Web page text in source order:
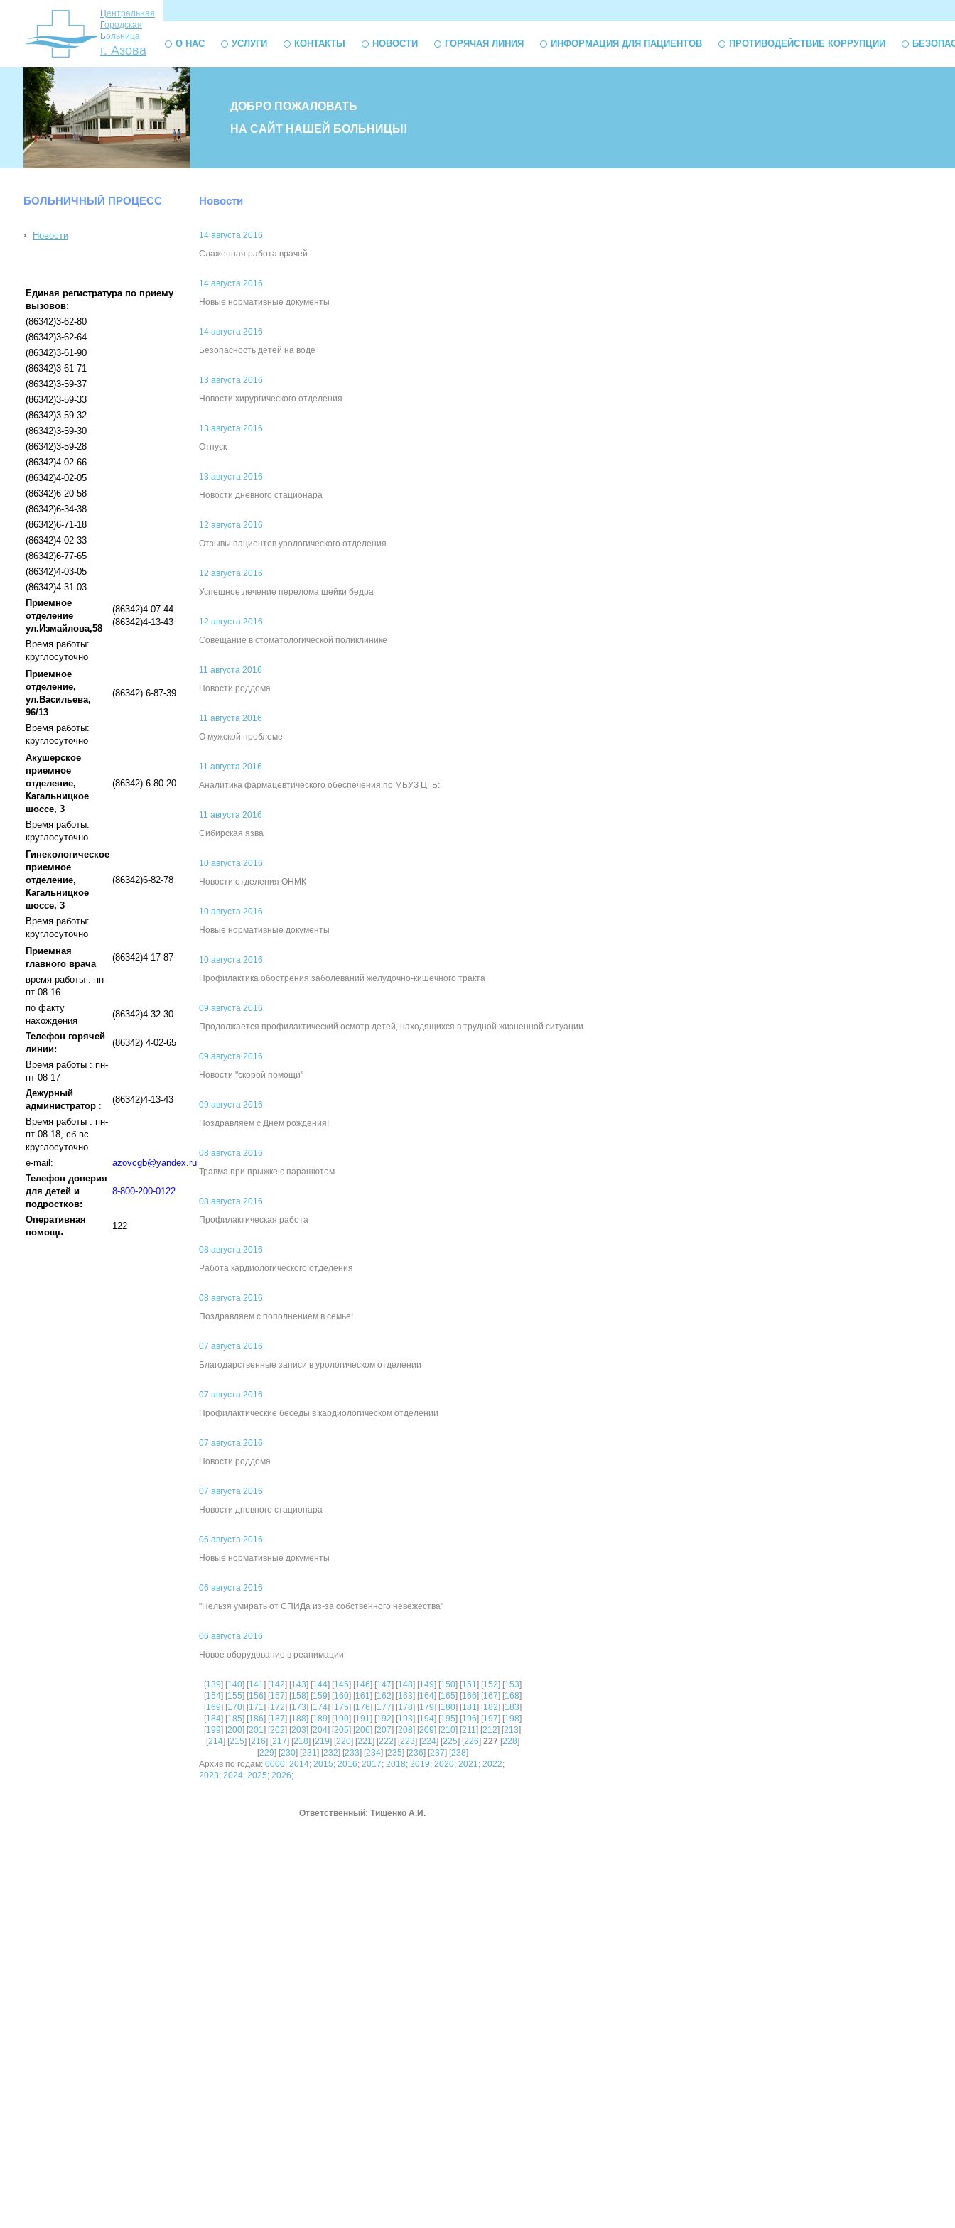
Центральная
Городская
Больница
г. Азова О НАС УСЛУГИ КОНТАКТЫ НОВОСТИ ГОРЯЧАЯ ЛИНИЯ ИНФОРМАЦИЯ ДЛЯ ПАЦИЕНТОВ ПРОТИВОДЕЙСТВИЕ КОРРУПЦИИ
ДОБРО ПОЖАЛОВАТЬ
НА САЙТ НАШЕЙ БОЛЬНИЦЫ!
БОЛЬНИЧНЫЙ ПРОЦЕСС
Новости
Единая регистратура по приему
вызовов:
(86342)3-62-80
(86342)3-62-64
(86342)3-61-90
(86342)3-61-71
(86342)3-59-37
(86342)3-59-33
(86342)3-59-32
(86342)3-59-30
(86342)3-59-28
(86342)4-02-66
(86342)4-02-05
(86342)6-20-58
(86342)6-34-38
(86342)6-71-18
(86342)4-02-33
(86342)6-77-65
(86342)4-03-05
(86342)4-31-03
Приемное
отделение
ул.Измайлова,58
(86342)4-07-44
(86342)4-13-43
Время работы:
круглосуточно
Приемное
отделение,
ул.Васильева,
96/13
(86342) 6-87-39
Время работы:
круглосуточно
Акушерское
приемное
отделение,
Кагальницкое
шоссе, 3
(86342) 6-80-20
Время работы:
круглосуточно
Гинекологическое
приемное
отделение,
Кагальницкое
шоссе, 3
(86342)6-82-78
Время работы:
круглосуточно
Приемная
главного врача
(86342)4-17-87
время работы : пн-
пт 08-16
по факту
нахождения
(86342)4-32-30
Телефон горячей
линии:
(86342) 4-02-65
Время работы : пн-
пт 08-17
Дежурный
администратор :
(86342)4-13-43
Время работы : пн-
пт 08-18, сб-вс
круглосуточно
e-mail:
azovcgb@yandex.ru
Телефон доверия
для детей и
подростков:
8-800-200-0122
Оперативная
помощь :
122
Новости
14 августа 2016
Слаженная работа врачей
14 августа 2016
Новые нормативные документы
14 августа 2016
Безопасность детей на воде
13 августа 2016
Новости хирургического отделения
13 августа 2016
Отпуск
13 августа 2016
Новости дневного стационара
12 августа 2016
Отзывы пациентов урологического отделения
12 августа 2016
Успешное лечение перелома шейки бедра
12 августа 2016
Совещание в стоматологической поликлинике
11 августа 2016
Новости роддома
11 августа 2016
О мужской проблеме
11 августа 2016
Аналитика фармацевтического обеспечения по МБУЗ ЦГБ:
11 августа 2016
Сибирская язва
10 августа 2016
Новости отделения ОНМК
10 августа 2016
Новые нормативные документы
10 августа 2016
Профилактика обострения заболеваний желудочно-кишечного тракта
09 августа 2016
Продолжается профилактический осмотр детей, находящихся в трудной жизненной ситуации
09 августа 2016
Новости "скорой помощи"
09 августа 2016
Поздравляем с Днем рождения!
08 августа 2016
Травма при прыжке с парашютом
08 августа 2016
Профилактическая работа
08 августа 2016
Работа кардиологического отделения
08 августа 2016
Поздравляем с пополнением в семье!
07 августа 2016
Благодарственные записи в урологическом отделении
07 августа 2016
Профилактические беседы в кардиологическом отделении
07 августа 2016
Новости роддома
07 августа 2016
Новости дневного стационара
06 августа 2016
Новые нормативные документы
06 августа 2016
"Нельзя умирать от СПИДа из-за собственного невежества"
06 августа 2016
Новое оборудование в реанимации
[139] [140] [141] [142] [143] [144] [145] [146] [147] [148] [149] [150] [151] [152] [153]
[154] [155] [156] [157] [158] [159] [160] [161] [162] [163] [164] [165] [166] [167] [168]
[169] [170] [171] [172] [173] [174] [175] [176] [177] [178] [179] [180] [181] [182] [183]
[184] [185] [186] [187] [188] [189] [190] [191] [192] [193] [194] [195] [196] [197] [198]
[199] [200] [201] [202] [203] [204] [205] [206] [207] [208] [209] [210] [211] [212] [213]
[214] [215] [216] [217] [218] [219] [220] [221] [222] [223] [224] [225] [226] 227 [228]
[229] [230] [231] [232] [233] [234] [235] [236] [237] [238]
Архив по годам: 0000; 2014; 2015; 2016; 2017; 2018; 2019; 2020; 2021; 2022;
2023; 2024; 2025; 2026;
Ответственный: Тищенко А.И.